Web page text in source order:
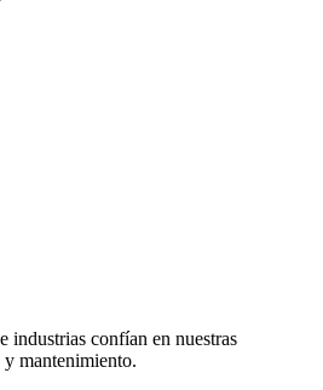
industrias confían en nuestras
mantenimiento.